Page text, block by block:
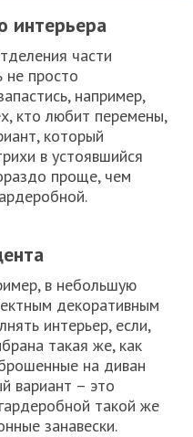
интерьера
части
просто
например,
кто любит перемены,
который
в устоявшийся
проще, чем
в небольшую
декоративным
интерьер, если,
такая же, как
на диван
вариант – это
такой же
занавески.